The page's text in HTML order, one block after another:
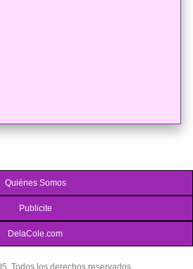
Quiénes Somos
Publicite
DelaCole.com